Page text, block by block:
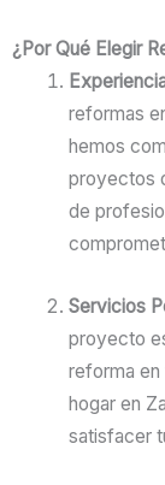
¿Por Qué Elegir
reformas
hemos
proyectos
de
Servicios
proyecto
reforma en
hogar en
satisfacer